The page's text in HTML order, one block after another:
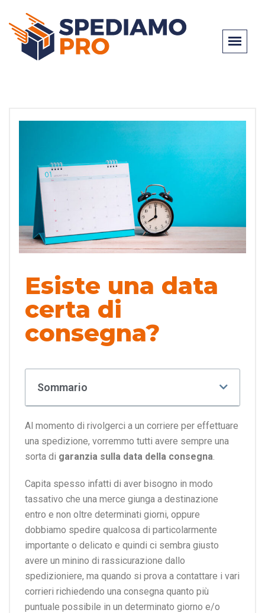
Esiste una data
certa di
consegna?
Sommario
Al momento di rivolgerci a un corriere per effettuare
una spedizione, vorremmo tutti avere sempre una
sorta di garanzia sulla data della consegna.
Capita spesso infatti di aver bisogno in modo
tassativo che una merce giunga a destinazione
entro e non oltre determinati giorni, oppure
dobbiamo spedire qualcosa di particolarmente
importante o delicato e quindi ci sembra giusto
avere un minino di rassicurazione dallo
spedizioniere, ma quando si prova a contattare i vari
corrieri richiedendo una consegna quanto più
puntuale possibile in un determinato giorno e/o